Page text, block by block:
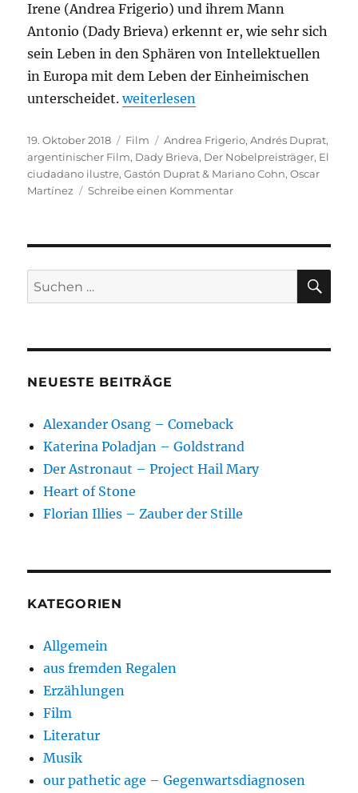
Irene (Andrea Frigerio) und ihrem Mann
Antonio (Dady Brieva) erkennt er, wie sehr sich
sein Leben in den Sphären von Intellektuellen
in Europa mit dem Leben der Einheimischen
unterscheidet.„Der Nobelpreisträger“
weiterlesen
Veröffentlicht
am
19. Oktober 2018 Kategorien
Film Schlagwörter
Andrea Frigerio,Andrés Duprat,
argentinischer Film, Dady Brieva, Der Nobelpreisträger, El
ciudadano ilustre,Gastón Duprat & Mariano Cohn,Oscar
Martínez
Schreibe einen Kommentarzu
Suchen
nach:
NEUESTE BEITRÄGE
Alexander Osang – Comeback
Katerina Poladjan – Goldstrand
Der Astronaut – Project Hail Mary
Heart of Stone
Florian Illies – Zauber der Stille
KATEGORIEN
Allgemein
aus fremden Regalen
Erzählungen
Film
Literatur
Musik
our pathetic age – Gegenwartsdiagnosen